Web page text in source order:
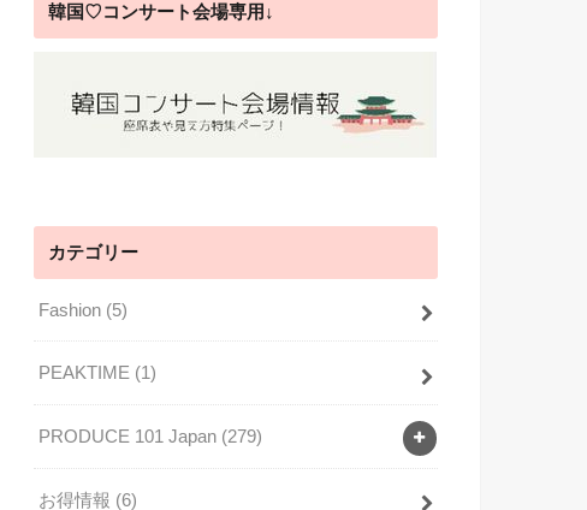
韓国♡コンサート会場専用↓
カテゴリー
Fashion (5)
PEAKTIME (1)
PRODUCE 101 Japan (279)
お得情報 (6)